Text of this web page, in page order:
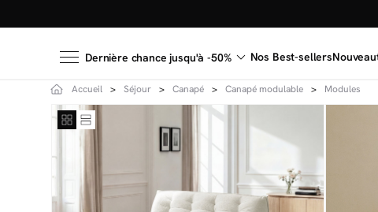
Dernière chance jusqu'à -50% Nos Best-sellers
Accueil Séjour Canapé Canapé modulable Modules